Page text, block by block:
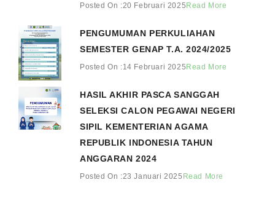
Posted On :20 Februari 2025 Read More
PENGUMUMAN PERKULIAHAN
SEMESTER GENAP T.A. 2024/2025
Posted On :14 Februari 2025 Read More
HASIL AKHIR PASCA SANGGAH
SELEKSI CALON PEGAWAI NEGERI
SIPIL KEMENTERIAN AGAMA
REPUBLIK INDONESIA TAHUN
ANGGARAN 2024
Posted On :23 Januari 2025 Read More